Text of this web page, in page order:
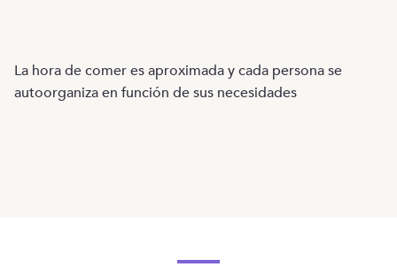
La hora de comer es aproximada y cada persona se
autoorganiza en función de sus necesidades